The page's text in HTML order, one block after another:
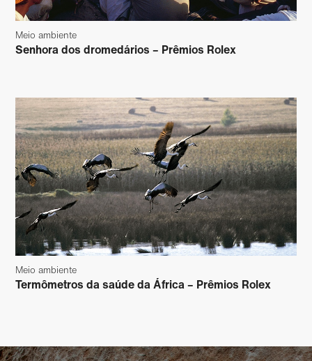
Meio ambiente
Senhora dos dromedários – Prêmios Rolex
Meio ambiente
Termômetros da saúde da África – Prêmios Rolex